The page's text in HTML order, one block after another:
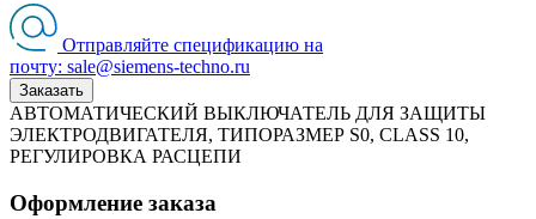
Отправляйте спецификацию на
почту: sale@siemens-techno.ru
Заказать
АВТОМАТИЧЕСКИЙ ВЫКЛЮЧАТЕЛЬ ДЛЯ ЗАЩИТЫ
ЭЛЕКТРОДВИГАТЕЛЯ, ТИПОРАЗМЕР S0, CLASS 10,
РЕГУЛИРОВКА РАСЦЕПИ
Оформление заказа